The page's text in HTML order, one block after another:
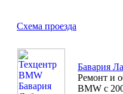
Схема проезда
Бавария
Ремонт и
BMW с